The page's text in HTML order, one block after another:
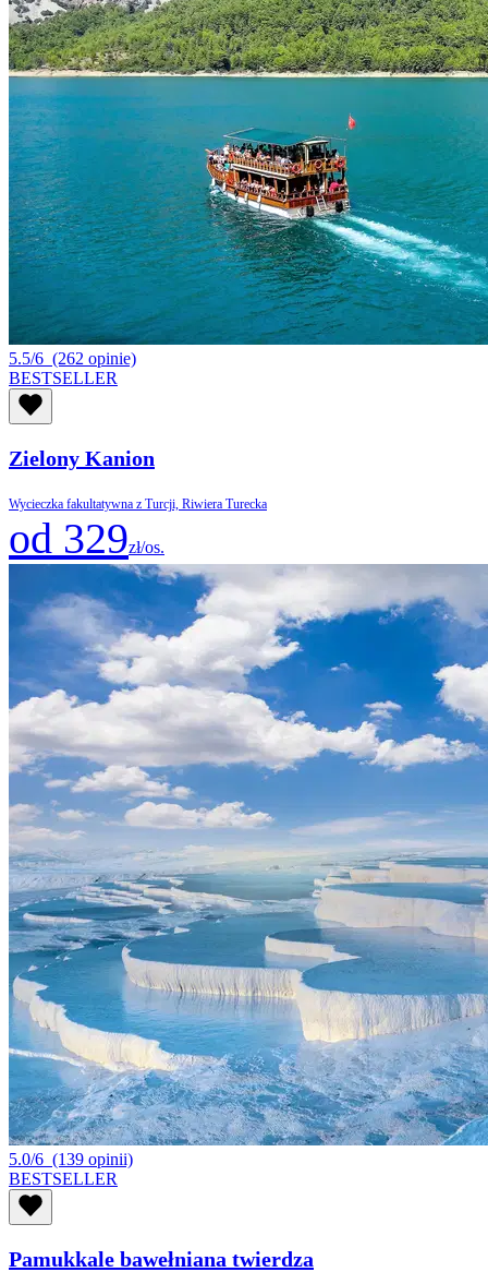
5.5/6 (262 opinie)
BESTSELLER
Zielony Kanion
Wycieczka fakultatywna z Turcji, Riwiera Turecka
od 329zł/os.
5.0/6 (139 opinii)
BESTSELLER
Pamukkale bawełniana twierdza